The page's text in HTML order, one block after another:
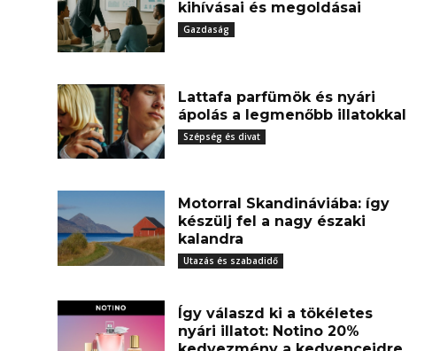
kihívásai és megoldásai
Gazdaság
Lattafa parfümök és nyári
ápolás a legmenőbb illatokkal
Szépség és divat
Motorral Skandináviába: így
készülj fel a nagy északi
kalandra
Utazás és szabadidő
Így válaszd ki a tökéletes
nyári illatot: Notino 20%